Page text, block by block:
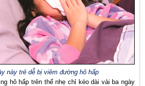
này trẻ dễ bị viêm đường hô hấp
hô hấp trên thể nhẹ chỉ kéo dài vài ba ngày